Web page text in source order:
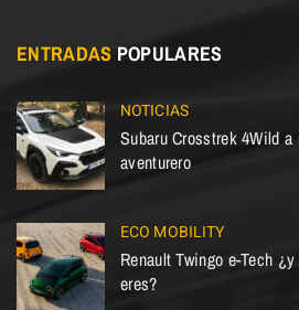
ENTRADAS POPULARES
NOTICIAS
Subaru Crosstrek 4Wild a
aventurero
ECO MOBILITY
Renault Twingo e-Tech
eres?